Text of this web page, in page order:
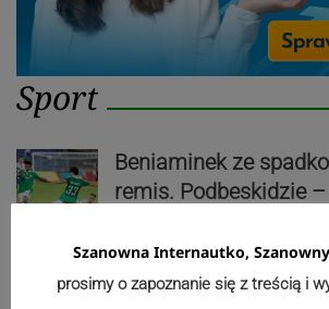
Sport
Beniaminek ze
remis. Podbeskidzie
Szanowna Internautko,
prosimy o zapoznanie się z treścią i